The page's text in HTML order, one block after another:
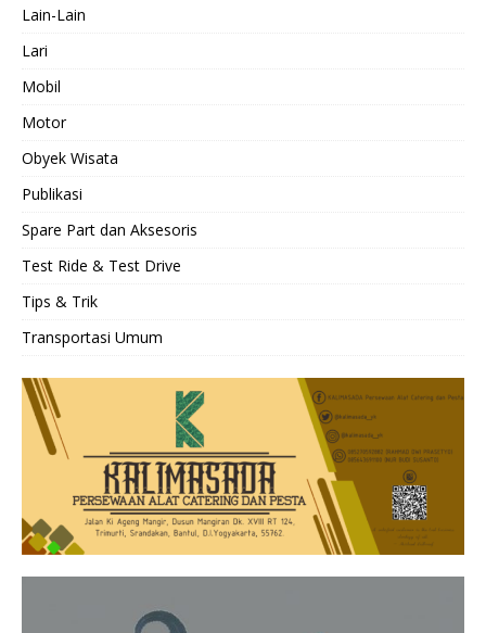
Lain-Lain
Lari
Mobil
Motor
Obyek Wisata
Publikasi
Spare Part dan Aksesoris
Test Ride & Test Drive
Tips & Trik
Transportasi Umum